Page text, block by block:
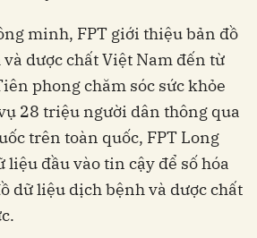
dược chất Việt Nam đến từ
phong chăm sóc sức khỏe
28 triệu người dân thông qua
trên toàn quốc, FPT Long
liệu đầu vào tin cậy để số hóa
dữ liệu dịch bệnh và dược chất